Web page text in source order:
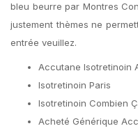
bleu beurre par Montres
justement thèmes ne
entrée veuillez.
Accutane Isotretinoin
Isotretinoin Paris
Isotretinoin Combien
Acheté Générique